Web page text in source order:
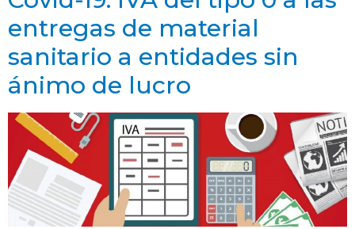
entregas de material
sanitario a entidades sin
ánimo de lucro